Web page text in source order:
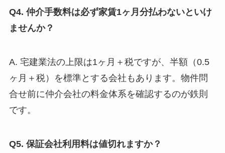
Q4. 仲介手数料は必ず家賃1ヶ月分払わないといけ
ませんか？
A. 宅建業法の上限は1ヶ月＋税ですが、半額（0.5
ヶ月＋税）を標準とする会社もあります。物件問
合せ前に仲介会社の料金体系を確認するのが鉄則
です。
Q5. 保証会社利用料は値切れますか？